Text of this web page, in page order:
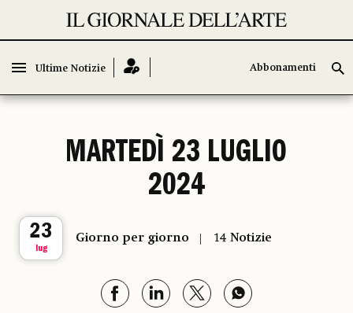
Ultime Notizie Abbonamenti
Ultime Notizie Abbonamenti
MARTEDÌ 23 LUGLIO
2024
23
lug
Giorno per giorno 14 Notizie